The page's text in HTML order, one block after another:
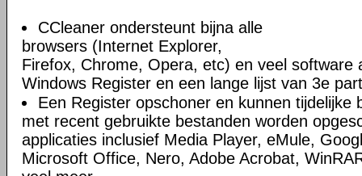
CCleaner ondersteunt bijna alle
browsers (Internet Explorer,
Firefox, Chrome, Opera, etc) en veel software
Windows Register en een lange lijst van 3e
Een Register opschoner en kunnen tijdelijke
met recent gebruikte bestanden worden
applicaties inclusief Media Player, eMule,
Microsoft Office, Nero, Adobe Acrobat,